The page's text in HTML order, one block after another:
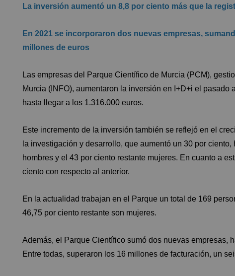
La inversión aumentó un 8,8 por ciento más que la
En 2021 se incorporaron dos nuevas empresas,
millones de euros
Las empresas del Parque Científico de Murcia (PCM),
Murcia (INFO), aumentaron la inversión en I+D+i el pasado
hasta llegar a los 1.316.000 euros.
Este incremento de la inversión también se reflejó en el
la investigación y desarrollo, que aumentó un 30 por
hombres y el 43 por ciento restante mujeres. En cuanto a
ciento con respecto al anterior.
En la actualidad trabajan en el Parque un total de 169
46,75 por ciento restante son mujeres.
Además, el Parque Científico sumó dos nuevas empresas,
Entre todas, superaron los 16 millones de facturación, un